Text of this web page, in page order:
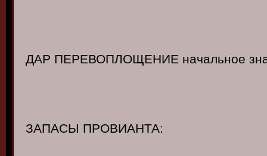
ДАР ПЕРЕВОПЛОЩЕНИЕ начальное
ЗАПАСЫ ПРОВИАНТА: